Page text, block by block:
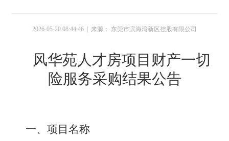
2026-05-20 08:44:46 | 来源： 东莞市滨海湾新区控股有限公司
风华苑人才房项目财产一切
险服务采购结果公告
一、项目名称